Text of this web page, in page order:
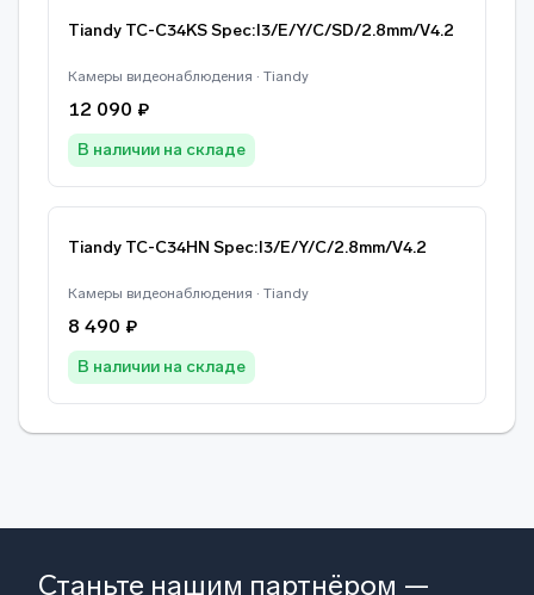
Tiandy TC-C34KS Spec:I3/E/Y/C/SD/2.8mm/V4.2
Камеры видеонаблюдения · Tiandy
12 090 ₽
В наличии на складе
Tiandy TC-C34HN Spec:I3/E/Y/C/2.8mm/V4.2
Камеры видеонаблюдения · Tiandy
8 490 ₽
В наличии на складе
Станьте нашим партнёром —